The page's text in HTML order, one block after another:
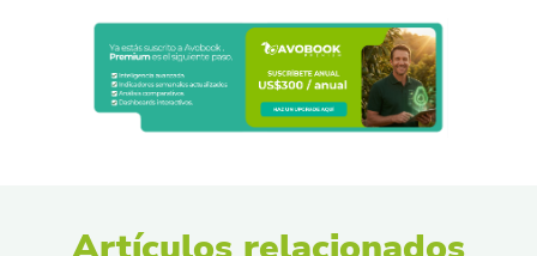
Artículos relacionados